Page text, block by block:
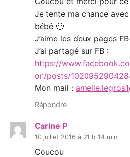
Je tente ma chance
bébé 🙂
J’aime les deux pages
J’ai partagé sur FB :
https://
on/posts/
Mon mail :
Répondre
Carine P
10 juillet 2016 à 21 h 14 min
Coucou